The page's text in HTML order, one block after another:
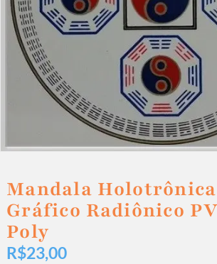
Mandala
Gráfico Radiônico
Poly
R$23,00